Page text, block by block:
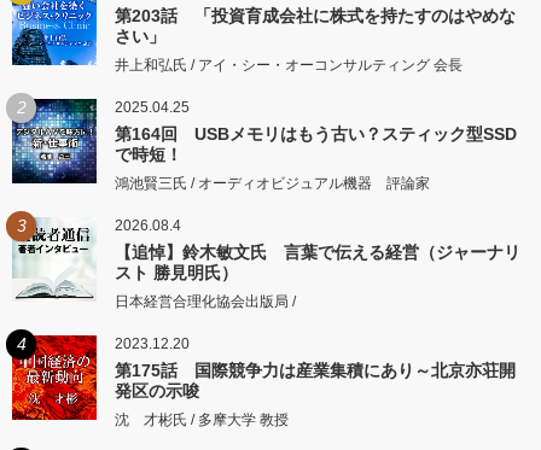
第203話 「投資育成会社に株式を持たすのはやめな
さい」
井上和弘氏 / アイ・シー・オーコンサルティング 会長
2 2025.04.25
第164回 USBメモリはもう古い？スティック型SSD
で時短！
鴻池賢三氏 / オーディオビジュアル機器 評論家
3 2026.08.4
【追悼】鈴木敏文氏 言葉で伝える経営（ジャーナリ
スト 勝見明氏）
日本経営合理化協会出版局 /
4 2023.12.20
第175話 国際競争力は産業集積にあり～北京亦荘開
発区の示唆
沈 才彬氏 / 多摩大学 教授